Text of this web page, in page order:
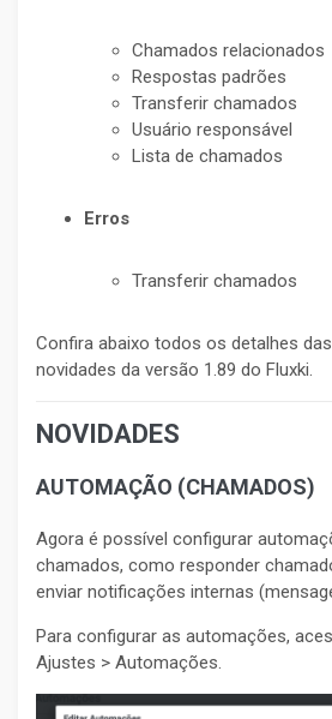
Chamados relacionados
Respostas padrões
Transferir chamados
Usuário responsável
Lista de chamados
Erros
Transferir chamados
Confira abaixo todos os detalhes
novidades da versão 1.89 do Fluxki.
NOVIDADES
AUTOMAÇÃO (CHAMADOS)
Agora é possível configurar
chamados, como responder
enviar notificações internas
Para configurar as automações,
Ajustes > Automações.